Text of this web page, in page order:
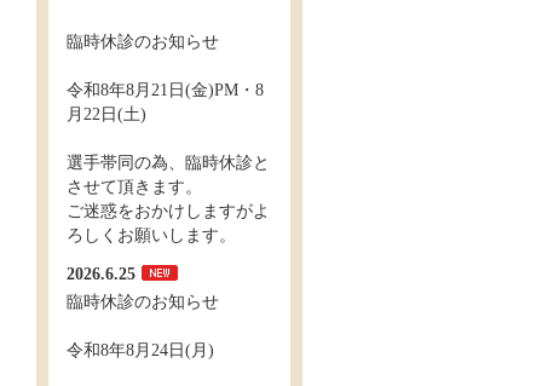
臨時休診のお知らせ
令和8年8月21日(金)PM・8
月22日(土)
選手帯同の為、臨時休診と
させて頂きます。
ご迷惑をおかけしますがよ
ろしくお願いします。
2026.6.25
臨時休診のお知らせ
令和8年8月24日(月)